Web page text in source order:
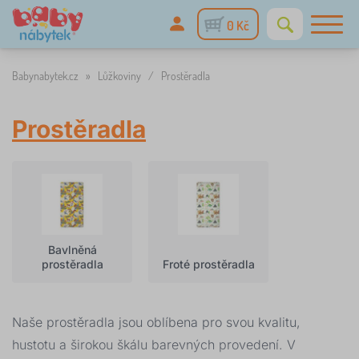
0 Kč
Babynabytek.cz » Lůžkoviny / Prostěradla
Prostěradla
Bavlněná
prostěradla
Froté prostěradla
Naše prostěradla jsou oblíbena pro svou kvalitu,
hustotu a širokou škálu barevných provedení. V